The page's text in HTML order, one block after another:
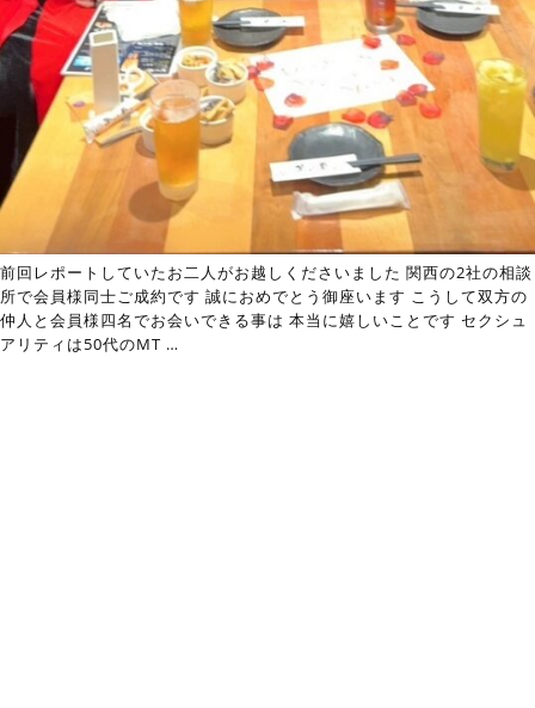
前回レポートしていたお二人がお越しくださいました 関西の2社の相談
所で会員様同士ご成約です 誠におめでとう御座います こうして双方の
仲人と会員様四名でお会いできる事は 本当に嬉しいことです セクシュ
アリティは50代のMT …